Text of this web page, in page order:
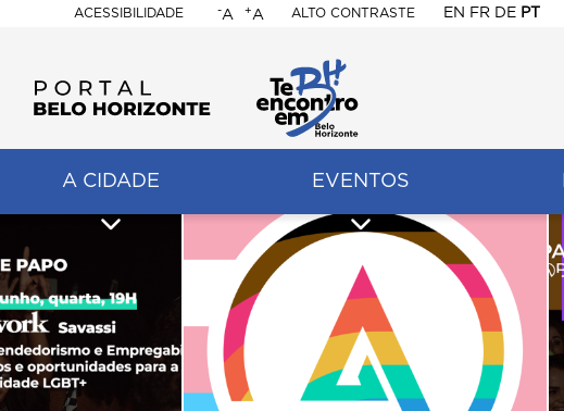
ACESSIBILIDADE
BELO
HORIZONTE
-A +A ALTO CONTRASTE EN FR DE PT
A CIDADE EVENTOS